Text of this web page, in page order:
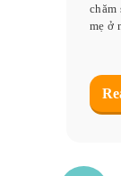
chăm
mẹ ở